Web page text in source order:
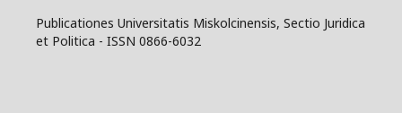
Publicationes Universitatis Miskolcinensis, Sectio Juridica
et Politica - ISSN 0866-6032